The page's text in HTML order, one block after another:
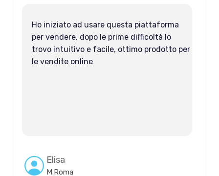
Ho iniziato ad usare questa piattaforma
per vendere, dopo le prime difficoltà lo
trovo intuitivo e facile, ottimo prodotto per
le vendite online
Elisa
M.Roma